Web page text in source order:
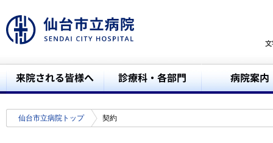
仙台市立病院トップ 契約